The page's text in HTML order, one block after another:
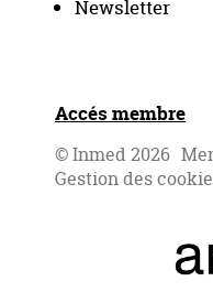
Newsletter
Accés membre
© Inmed 2026
Gestion des